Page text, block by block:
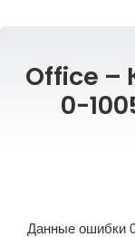
Office –
0-
Данные ошибки